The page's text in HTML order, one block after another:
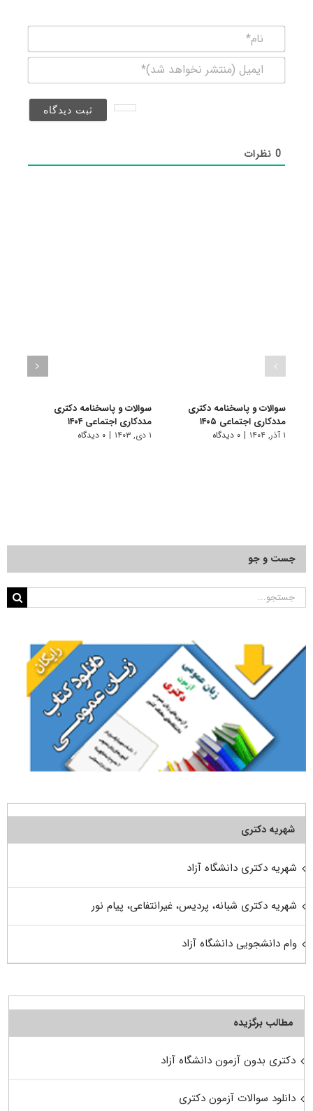
(منتشر
0نظرات
سوالات و پاسخنامه دکتری
مددکاری اجتماعی ۱۴۰۵
۱ آذر, ۱۴۰۴ | ۰ دیدگاه
سوالات و پاسخنامه دکتری
مددکاری اجتماعی ۱۴۰۴
۱ دی, ۱۴۰۳ | ۰ دیدگاه
جست و جو
جستجو
شهریه دکتری
شهریه دکتری دانشگاه آزاد
شهریه دکتری شبانه، پردیس، غیرانتفاعی، پیام نور
وام دانشجویی دانشگاه آزاد
مطالب برگزیده
دکتری بدون آزمون دانشگاه آزاد
دانلود سوالات آزمون دکتری